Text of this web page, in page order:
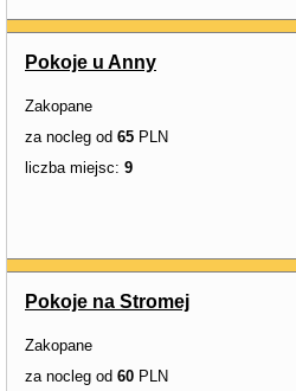
Pokoje u Anny
Zakopane
za nocleg od 65 PLN
liczba miejsc: 9
Pokoje na Stromej
Zakopane
za nocleg od 60 PLN